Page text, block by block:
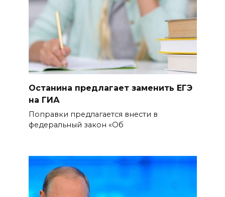
Останина предлагает заменить ЕГЭ
на ГИА
Поправки предлагается внести в
федеральный закон «Об